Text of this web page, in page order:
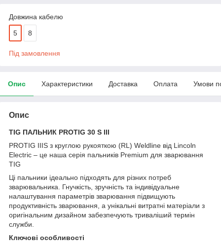
Довжина кабелю
5 8
Під замовлення
Опис Характеристики Доставка Оплата Умови
Опис
TIG ПАЛЬНИК PROTIG 30 S III
PROTIG IIIS з круглою рукояткою (RL) Weldline від Lincoln
Electric – це наша серія пальників Premium для зварювання
TIG
Ці пальники ідеально підходять для різних потреб
зварювальника. Гнучкість, зручність та індивідуальне
налаштування параметрів зварювання підвищують
продуктивність зварювання, а унікальні витратні матеріали з
оригінальним дизайном забезпечують триваліший термін
служби.
Ключові особливості